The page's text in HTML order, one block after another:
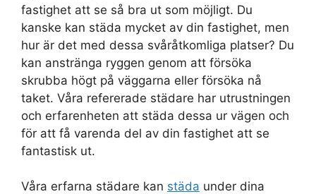
fastighet att se så bra ut som möjligt. Du
kanske kan städa mycket av din fastighet, men
hur är det med dessa svåråtkomliga platser? Du
kan anstränga ryggen genom att försöka
skrubba högt på väggarna eller försöka nå
taket. Våra refererade städare har utrustningen
och erfarenheten att städa dessa ur vägen och
för att få varenda del av din fastighet att se
fantastisk ut.
Våra erfarna städare kan städa under dina